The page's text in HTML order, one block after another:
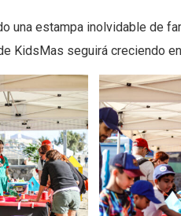
una estampa inolvidable de
KidsMas seguirá creciendo